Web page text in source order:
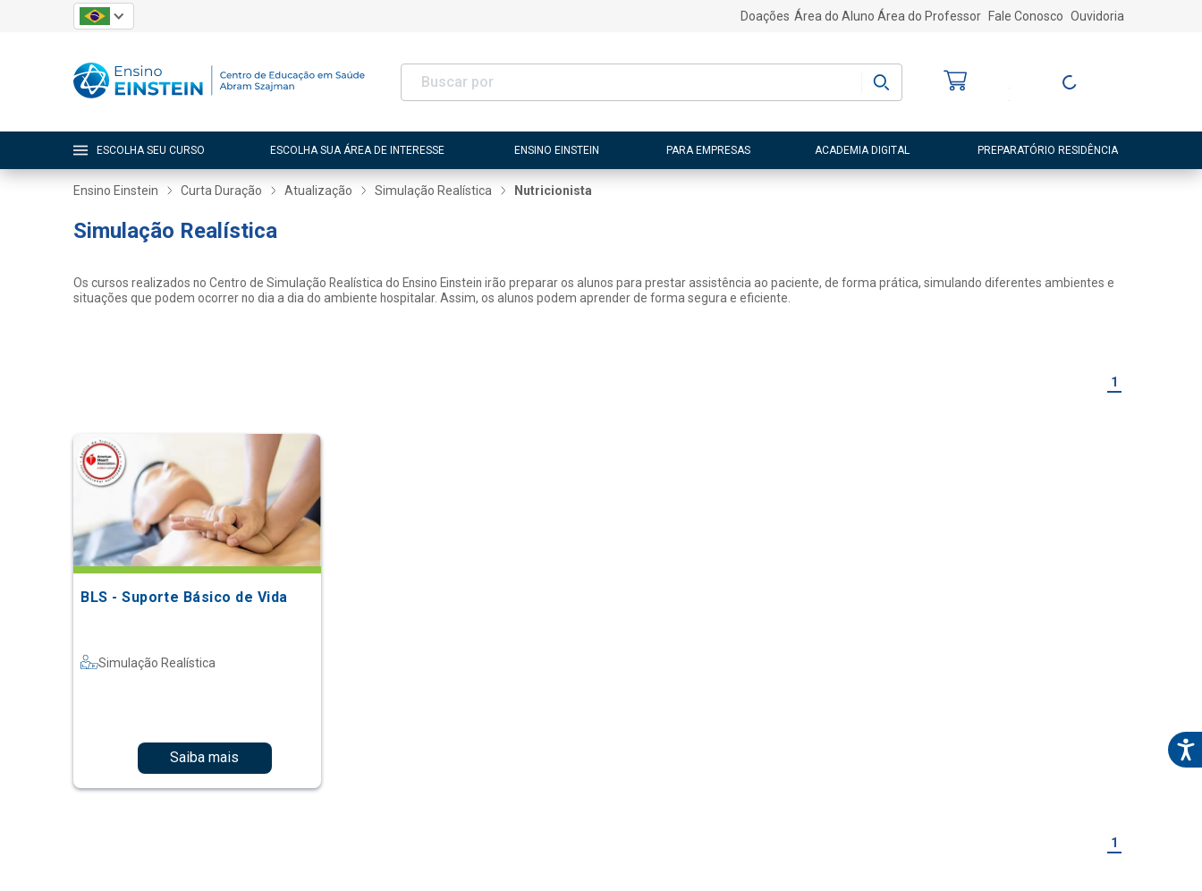
Doações Área do Aluno Área do Professor Fale Conosco Ouvidoria
Entre ou Cadastre-
ESCOLHA SEU CURSO ESCOLHA SUA ÁREA DE INTERESSE ENSINO EINSTEIN PARA EMPRESAS ACADEMIA DIGITAL PREPARATÓRIO RESIDÊNCIA
Ensino Einstein Curta Duração Atualização Simulação Realística Nutricionista
Simulação Realística
Os cursos realizados no Centro de Simulação Realística do Ensino Einstein irão preparar os alunos para prestar assistência ao paciente, de forma prática, simulando diferentes ambientes e
situações que podem ocorrer no dia a dia do ambiente hospitalar. Assim, os alunos podem aprender de forma segura e eficiente.
1
BLS - Suporte Básico de Vida
Simulação Realística
Saiba mais
1